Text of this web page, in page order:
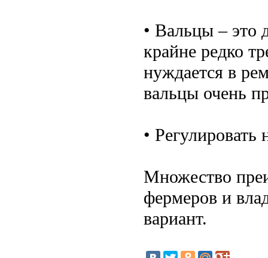
• Вальцы – это
крайне редко
нуждается в
вальцы очень
•
Множество
фермеров и
вариант.